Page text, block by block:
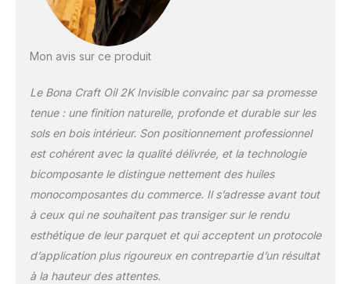
Mon avis sur ce produit
Le Bona Craft Oil 2K Invisible convainc par sa promesse
tenue : une finition naturelle, profonde et durable sur les
sols en bois intérieur. Son positionnement professionnel
est cohérent avec la qualité délivrée, et la technologie
bicomposante le distingue nettement des huiles
monocomposantes du commerce. Il s’adresse avant tout
à ceux qui ne souhaitent pas transiger sur le rendu
esthétique de leur parquet et qui acceptent un protocole
d’application plus rigoureux en contrepartie d’un résultat
à la hauteur des attentes.